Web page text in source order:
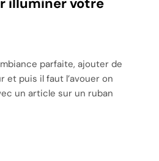
parfaite, ajouter de
puis il faut l’avouer on
un article sur un ruban